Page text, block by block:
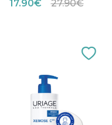
17.90€ 27.90€